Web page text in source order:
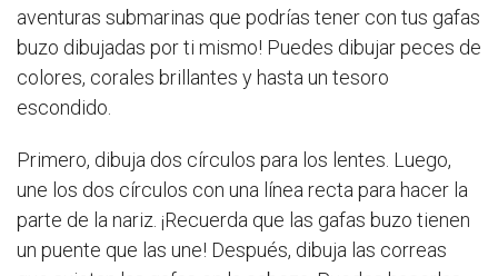
aventuras submarinas que podrías tener con tus gafas
buzo dibujadas por ti mismo! Puedes dibujar peces de
colores, corales brillantes y hasta un tesoro
escondido.
Primero, dibuja dos círculos para los lentes. Luego,
une los dos círculos con una línea recta para hacer la
parte de la nariz. ¡Recuerda que las gafas buzo tienen
un puente que las une! Después, dibuja las correas